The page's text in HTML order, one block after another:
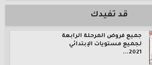
قد تفيدك
جميع فروض المرحلة الرابعة
لجميع مستويات الإبتدائي
2021...